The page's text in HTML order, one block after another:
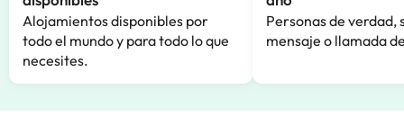
Alojamientos disponibles por
todo el mundo y para todo lo que
necesites.
Personas de verdad,
mensaje o llamada